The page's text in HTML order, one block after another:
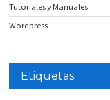
Tutoriales y Manuales
Wordpress
Etiquetas